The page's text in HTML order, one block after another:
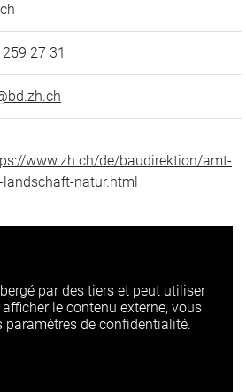
27 31
www.zh.ch/de/baudirektion/amt-
landschaft-natur.html
par des tiers et peut utiliser
le contenu externe, vous
paramètres de confidentialité.